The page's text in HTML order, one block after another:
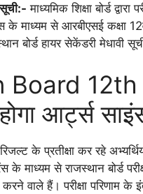
सूची:- माध्यमिक शिक्षा बोर्ड
के माध्यम से आरबीएसई कक्षा
बोर्ड हायर सेकेंडरी मेधावी
Board
आर्ट्स
रिजल्ट के प्रतीक्षा कर रहे
के माध्यम से राजस्थान बोर्ड
वाले हैं। परीक्षा परिणाम के